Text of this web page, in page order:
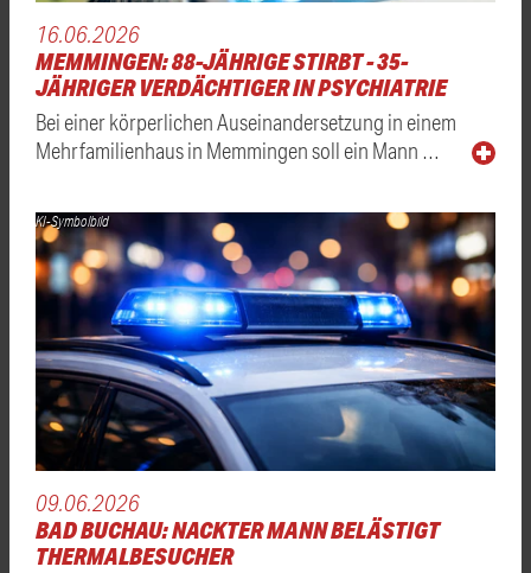
16.06.2026
MEMMINGEN: 88-JÄHRIGE STIRBT - 35-
JÄHRIGER VERDÄCHTIGER IN PSYCHIATRIE
Bei einer körperlichen Auseinandersetzung in einem
Mehrfamilienhaus in Memmingen soll ein Mann …
KI-Symbolbild
09.06.2026
BAD BUCHAU: NACKTER MANN BELÄSTIGT
THERMALBESUCHER